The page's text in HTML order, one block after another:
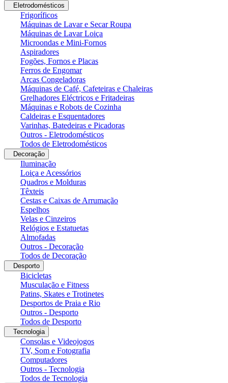
Eletrodomésticos
Frigoríficos
Máquinas de Lavar e Secar Roupa
Máquinas de Lavar Loiça
Microondas e Mini-Fornos
Aspiradores
Fogões, Fornos e Placas
Ferros de Engomar
Arcas Congeladoras
Máquinas de Café, Cafeteiras e Chaleiras
Grelhadores Eléctricos e Fritadeiras
Máquinas e Robots de Cozinha
Caldeiras e Esquentadores
Varinhas, Batedeiras e Picadoras
Outros - Eletrodomésticos
Todos de Eletrodomésticos
Decoração
Iluminação
Loiça e Acessórios
Quadros e Molduras
Têxteis
Cestas e Caixas de Arrumação
Espelhos
Velas e Cinzeiros
Relógios e Estatuetas
Almofadas
Outros - Decoração
Todos de Decoração
Desporto
Bicicletas
Musculação e Fitness
Patins, Skates e Trotinetes
Desportos de Praia e Rio
Outros - Desporto
Todos de Desporto
Tecnologia
Consolas e Videojogos
TV, Som e Fotografia
Computadores
Outros - Tecnologia
Todos de Tecnologia